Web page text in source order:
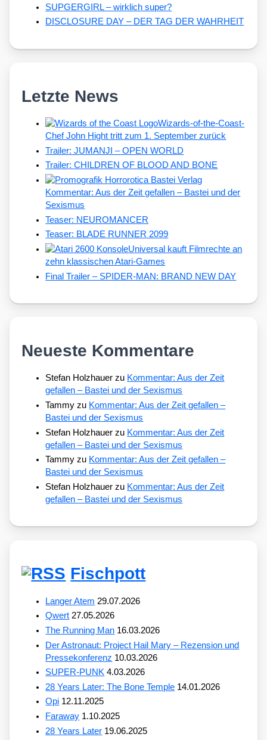
SUPGERGIRL – wirklich super?
DISCLOSURE DAY – DER TAG DER WAHRHEIT
Letzte News
Wizards-of-the-Coast-
Chef John Hight tritt zum 1. September zurück
Trailer: JUMANJI – OPEN WORLD
Trailer: CHILDREN OF BLOOD AND BONE
Kommentar: Aus der Zeit gefallen – Bastei und der
Sexismus
Teaser: NEUROMANCER
Teaser: BLADE RUNNER 2099
Universal kauft Filmrechte an
zehn klassischen Atari-Games
Final Trailer – SPIDER-MAN: BRAND NEW DAY
Neueste Kommentare
Stefan Holzhauer zu Kommentar: Aus der Zeit
gefallen – Bastei und der Sexismus
Tammy zu Kommentar: Aus der Zeit gefallen –
Bastei und der Sexismus
Stefan Holzhauer zu Kommentar: Aus der Zeit
gefallen – Bastei und der Sexismus
Tammy zu Kommentar: Aus der Zeit gefallen –
Bastei und der Sexismus
Stefan Holzhauer zu Kommentar: Aus der Zeit
gefallen – Bastei und der Sexismus
Fischpott
Langer Atem 29.07.2026
Qwert 27.05.2026
The Running Man 16.03.2026
Der Astronaut: Project Hail Mary – Rezension und
Pressekonferenz 10.03.2026
SUPER-PUNK 4.03.2026
28 Years Later: The Bone Temple 14.01.2026
Opi 12.11.2025
Faraway 1.10.2025
28 Years Later 19.06.2025